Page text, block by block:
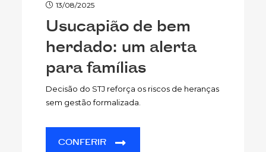
13/08/2025
Usucapião de bem
herdado: um alerta
para famílias
Decisão do STJ reforça os riscos de heranças
sem gestão formalizada.
CONFERIR